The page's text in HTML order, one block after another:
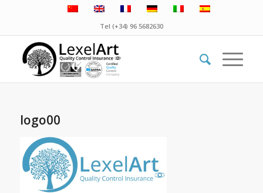
Tel (+34) 96 5682630
logo00